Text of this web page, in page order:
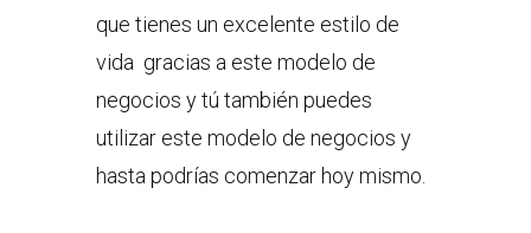
que tienes un excelente estilo de
vida gracias a este modelo de
negocios y tú también puedes
utilizar este modelo de negocios y
hasta podrías comenzar hoy mismo.